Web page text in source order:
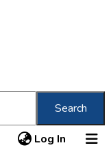
Search
Log In (current)